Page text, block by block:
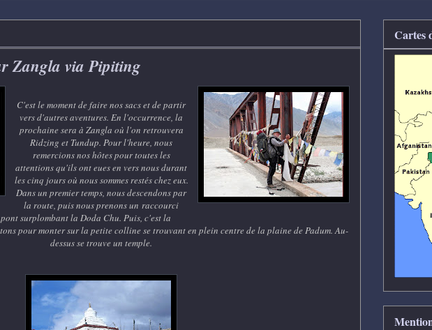
Zangla via Pipiting
C'est le moment de faire nos sacs et de partir
vers d'autres aventures. En l'occurrence, la
prochaine sera à Zangla où l'on retrouvera
Ridzing et Tundup. Pour l'heure, nous
remercions nos hôtes pour toutes les
attentions qu'ils ont eues en vers nous durant
les cinq jours où nous sommes restés chez eux.
Dans un premier temps, nous descendons par
la route, puis nous prenons un raccourci
surplombant la Doda Chu. Puis, c'est la
pour monter sur la petite colline se trouvant en plein centre de la plaine de Padum. Au-
dessus se trouve un temple.
Cartes